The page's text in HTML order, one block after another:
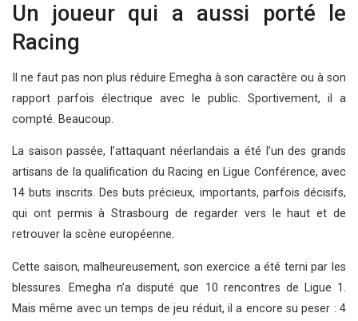
Un joueur qui a aussi porté le
Racing
Il ne faut pas non plus réduire Emegha à son caractère ou à son
rapport parfois électrique avec le public. Sportivement, il a
compté. Beaucoup.
La saison passée, l’attaquant néerlandais a été l’un des grands
artisans de la qualification du Racing en Ligue Conférence, avec
14 buts inscrits. Des buts précieux, importants, parfois décisifs,
qui ont permis à Strasbourg de regarder vers le haut et de
retrouver la scène européenne.
Cette saison, malheureusement, son exercice a été terni par les
blessures. Emegha n’a disputé que 10 rencontres de Ligue 1.
Mais même avec un temps de jeu réduit, il a encore su peser : 4